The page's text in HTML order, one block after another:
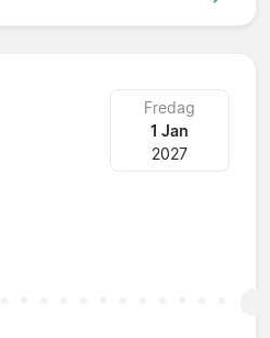
Fredag
1 Jan
2027